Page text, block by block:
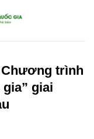
trình
giai